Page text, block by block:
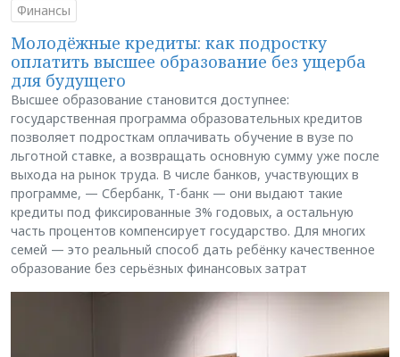
Финансы
Молодёжные кредиты: как подростку
оплатить высшее образование без ущерба
для будущего
Высшее образование становится доступнее:
государственная программа образовательных кредитов
позволяет подросткам оплачивать обучение в вузе по
льготной ставке, а возвращать основную сумму уже после
выхода на рынок труда. В числе банков, участвующих в
программе, — Сбербанк, Т-банк — они выдают такие
кредиты под фиксированные 3% годовых, а остальную
часть процентов компенсирует государство. Для многих
семей — это реальный способ дать ребёнку качественное
образование без серьёзных финансовых затрат